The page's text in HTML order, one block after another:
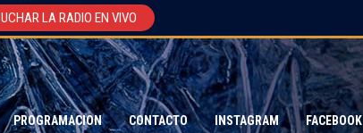
PROGRAMACION CONTACTO INSTAGRAM FACEBOOK
LA RADIO EN VIVO